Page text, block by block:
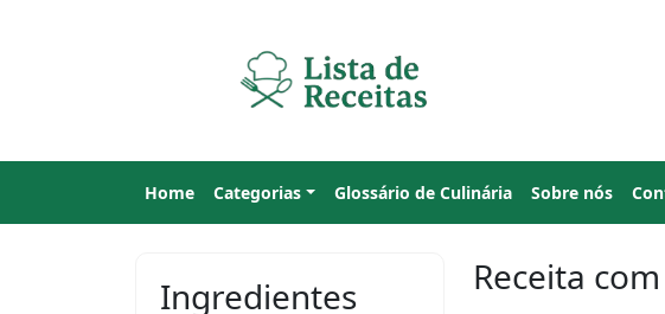
Home Categorias Glossário de Culinária Sobre nós
Ingredientes
Receita